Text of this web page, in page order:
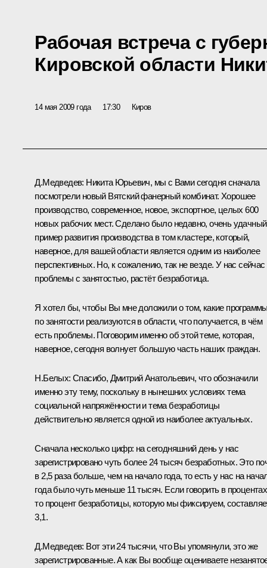
Рабочая встреча с
Кировской области
14 мая 2009 года 17:30 Киров
Д.Медведев: Никита Юрьевич, мы с Вами сегодня сначала
посмотрели новый Вятский фанерный комбинат. Хорошее
производство, современное, новое, экспортное, целых 600
новых рабочих мест. Сделано было недавно, очень удачный
пример развития производства в том кластере, который,
наверное, для вашей области является одним из наиболее
перспективных. Но, к сожалению, так не везде. У нас сейчас
проблемы с занятостью, растёт безработица.
Я хотел бы, чтобы Вы мне доложили о том, какие
по занятости реализуются в области, что получается, в чём
есть проблемы. Поговорим именно об этой теме, которая,
наверное, сегодня волнует большую часть наших граждан.
Н.Белых: Спасибо, Дмитрий Анатольевич, что обозначили
именно эту тему, поскольку в нынешних условиях тема
социальной напряжённости и тема безработицы
действительно является одной из наиболее актуальных.
Сначала несколько цифр: на сегодняшний день у нас
зарегистрировано чуть более 24 тысяч безработных. Это
в 2,5 раза больше, чем на начало года, то есть у нас на
года было чуть меньше 11 тысяч. Если говорить в
то процент безработицы, которую мы фиксируем,
3,1.
Д.Медведев: Вот эти 24 тысячи, что Вы упомянули, это же
зарегистрированные. А как Вы вообще оцениваете